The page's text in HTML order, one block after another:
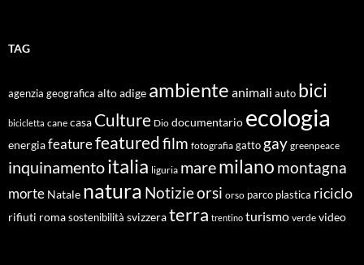
TAG
agenzia geografica alto adige ambiente animali auto bici
bicicletta cane casa Culture Dio documentario ecologia
energiafeaturefeaturedfilm fotografia gatto gay greenpeace
inquinamentoitalia liguria maremilano montagna
morte Natale natura Notizieorsi orso parco plastica riciclo
rifiuti roma sostenibilità svizzeraterra trentino turismo verde video